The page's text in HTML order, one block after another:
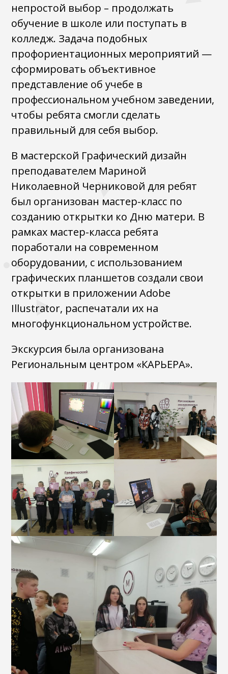
непростой выбор – продолжать
обучение в школе или поступать в
колледж. Задача подобных
профориентационных мероприятий —
сформировать объективное
представление об учебе в
профессиональном учебном заведении,
чтобы ребята смогли сделать
правильный для себя выбор.
В мастерской Графический дизайн
преподавателем Мариной
Николаевной Черниковой для ребят
был организован мастер-класс по
созданию открытки ко Дню матери. В
рамках мастер-класса ребята
поработали на современном
оборудовании, с использованием
графических планшетов создали свои
открытки в приложении Adobe
Illustrator, распечатали их на
многофункциональном устройстве.
Экскурсия была организована
Региональным центром «КАРЬЕРА».